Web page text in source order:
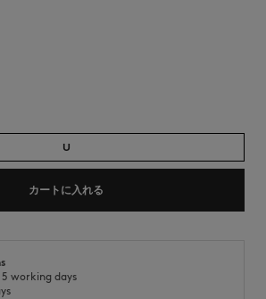
U
カートに入れる
working days